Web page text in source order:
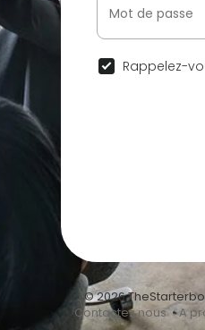
Rappelez-
© 2026
•Contactez nous•A